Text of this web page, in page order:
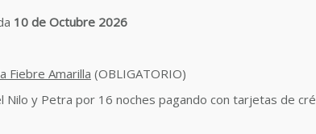
10 de Octubre 2026
Fiebre Amarilla (OBLIGATORIO)
y Petra por 16 noches pagando con tarjetas de